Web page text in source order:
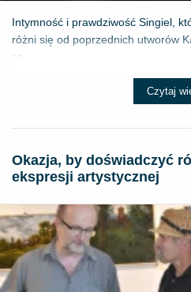
Intymność i prawdziwość Singiel,
różni się od poprzednich utworów
sz...
Czytaj
Okazja, by doświadczyć
ekspresji artystycznej